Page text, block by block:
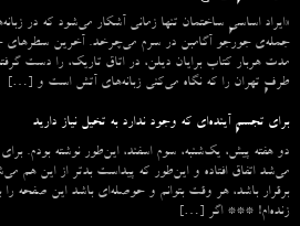
«ایراد اساسیِ ساختمان تنها زمانی آشکار می‌شود که در
جمله‌ی جورجو آگامبن در سرم می‌چرخد. آخرین سطرهای
مدت هربار کتاب برایان دیلن، در اتاق تاریک، را دست
طرفِ تهران را که نگاه می‌کنی زبانه‌های آتش است و […]
برای تجسمِ آینده‌ای که وجود ندارد به تخیل نیاز دارید
دو هفته پیش، یک‌شنبه، سوم اسفند، این‌طور نوشته بودم.
می‌شد اتفاق افتاده و این‌طور که پیداست بدتر از این هم
برقرار باشد، هر وقت بتوانم و حوصله‌ای باشد این صفحه را
زنده‌ام! *** اگر […]